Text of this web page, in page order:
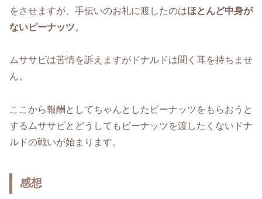
をさせますが、手伝いのお礼に渡したのはほとんど中身が
ないピーナッツ。
ムササビは苦情を訴えますがドナルドは聞く耳を持ちませ
ん。
ここから報酬としてちゃんとしたピーナッツをもらおうと
するムササビとどうしてもピーナッツを渡したくないドナ
ルドの戦いが始まります。
感想